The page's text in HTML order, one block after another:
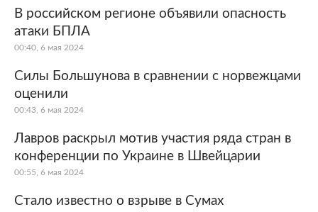
В российском регионе объявили опасность
атаки БПЛА
00:40, 6 мая 2024
Силы Большунова в сравнении с норвежцами
оценили
00:43, 6 мая 2024
Лавров раскрыл мотив участия ряда стран в
конференции по Украине в Швейцарии
00:55, 6 мая 2024
Стало известно о взрыве в Сумах